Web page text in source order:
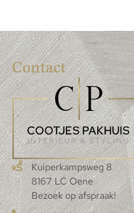
Contact
Kuiperkampsweg 8
8167 LC Oene
Bezoek op afspraak!